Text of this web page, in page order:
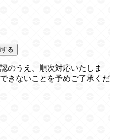
る
のうえ、順次対応いたしま
きないことを予めご了承くだ